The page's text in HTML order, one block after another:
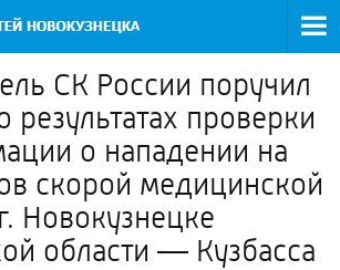
СК России поручил
результатах проверки
о нападении на
скорой медицинской
Новокузнецке
области — Кузбасса